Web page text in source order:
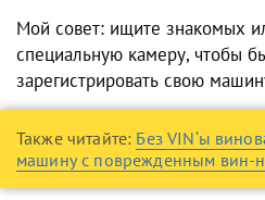
Мой совет: ищите знакомых
специальную камеру, чтобы
зарегистрировать свою
Также читайте: Без VINʹы
машину с поврежденным вин-